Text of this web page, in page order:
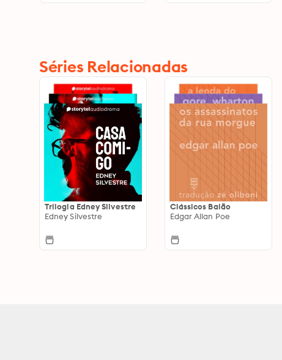
Séries Relacionadas
Trilogia Edney Silvestre
Edney Silvestre
Clássicos Balão
Edgar Allan Poe